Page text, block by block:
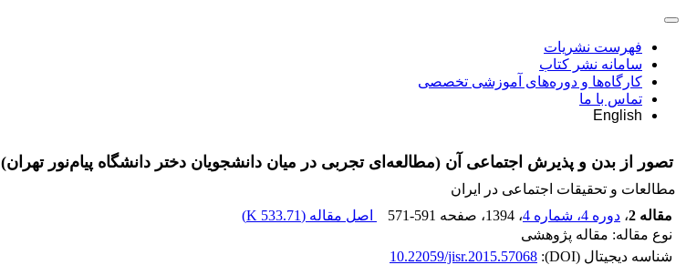
فهرست نشریات
سامانه نشر کتاب
کارگاه‌ها و دوره‌های آموزشی تخصصی
تماس با ما
English
تصور از بدن و پذیرش اجتماعی آن (مطالعه‌ای تجربی در میان دانشجویان دختر دانشگاه پیام‌نور تهران)
مطالعات و تحقیقات اجتماعی در ایران
مقاله 2
، دوره 4، شماره 4 ، 1394 ، صفحه 571-591 اصل مقاله (533.71 K
)
نوع مقاله: مقاله پژوهشی
شناسه دیجیتال (DOI):
10.22059/jisr.2015.57068